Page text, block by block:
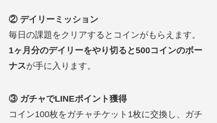
② デイリーミッション
毎日の課題をクリアするとコインがもらえます。
1ヶ月分のデイリーをやり切ると500コインのボー
ナスが手に入ります。
③ ガチャでLINEポイント獲得
コイン100枚をガチャチケット1枚に交換し、ガチ